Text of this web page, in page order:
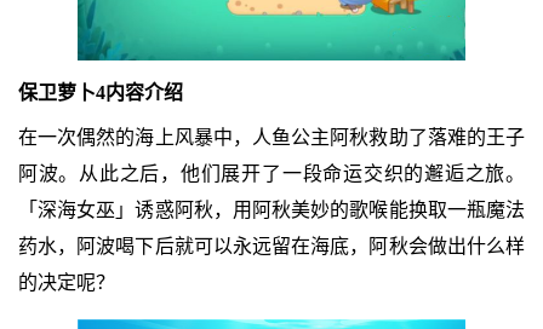
保卫萝卜4内容介绍
在一次偶然的海上风暴中，人鱼公主阿秋救助了落难的王子
阿波。从此之后，他们展开了一段命运交织的邂逅之旅。
「深海女巫」诱惑阿秋，用阿秋美妙的歌喉能换取一瓶魔法
药水，阿波喝下后就可以永远留在海底，阿秋会做出什么样
的决定呢？